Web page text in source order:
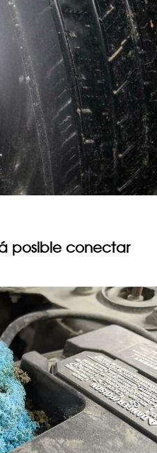
posible conectar